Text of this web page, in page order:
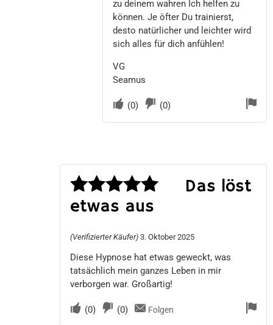
zu deinem wahren Ich helfen zu
können. Je öfter Du trainierst,
desto natürlicher und leichter wird
sich alles für dich anfühlen!
VG
Seamus
(0) (0)
Bewertet
Das löst
etwas aus
(Verifizierter Käufer) 3. Oktober 2025
Diese Hypnose hat etwas geweckt, was
tatsächlich mein ganzes Leben in mir
verborgen war. Großartig!
(0) (0) Folgen